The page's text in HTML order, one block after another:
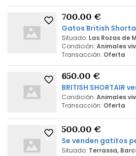
700.00 €
Gatos British
Situado: Las Rozas de
Condición: Animales
Transacción: Oferta
650.00 €
BRITISH SHORTAIR
Condición: Animales
Transacción: Oferta
500.00 €
Se venden gatitos
Situado: Terrassa,